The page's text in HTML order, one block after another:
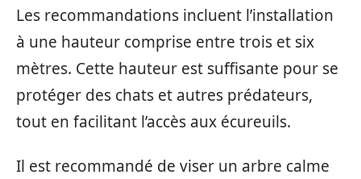
Les recommandations incluent l’installation
à une hauteur comprise entre trois et six
mètres. Cette hauteur est suffisante pour se
protéger des chats et autres prédateurs,
tout en facilitant l’accès aux écureuils.
Il est recommandé de viser un arbre calme